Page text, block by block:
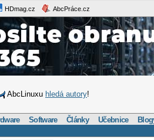
HDmag.cz AbcPráce.cz
AbcLinuxu hledá autory!
Software Články Učebnice